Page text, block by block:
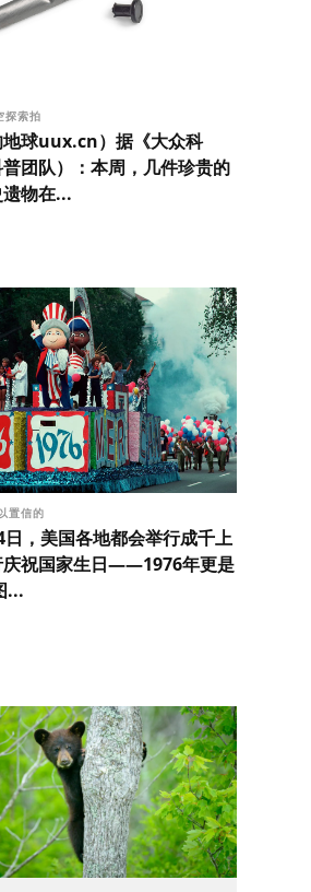
探索拍
地球uux.cn）据《大众科
团队）：本周，几件珍贵的
物在...
置信的
，美国各地都会举行成千上
庆祝国家生日——1976年更是
...